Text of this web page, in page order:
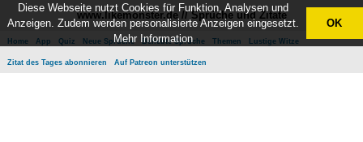
www.likemonster.de // Sprüche und Zitate
Home App Quiz Neue Sprüche Beliebte Sprüche Themen Lustige Witze
Zitat des Tages abonnieren Auf Patreon unterstützen
Diese Webseite nutzt Cookies für Funktion, Analysen und
Anzeigen. Zudem werden personalisierte Anzeigen eingesetzt.
Mehr Information
OK